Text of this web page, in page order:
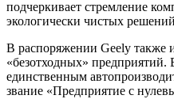
подчеркивает стремление
экологически чистых
В распоряжении Geely также
«безотходных» предприятий.
единственным
звание «Предприятие с